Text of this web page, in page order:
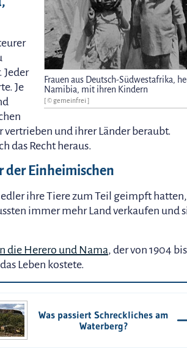
Frauen aus Deutsch-Südwestafrika,
Namibia, mit ihren Kindern
[ © gemeinfrei ]
Jeder
Je
und ihrer Länder beraubt.
das Recht heraus.
der Einheimischen
ihre Tiere zum Teil geimpft hatten,
immer mehr Land verkaufen und
die Herero und Nama, der von 1904 bis
Leben kostete.
Was passiert Schreckliches am
Waterberg?